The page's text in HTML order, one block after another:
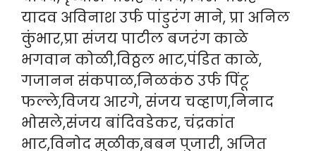
यादव अविनाश उर्फ पांडुरंग माने, प्रा अनिल
कुंभार,प्रा संजय पाटील बजरंग काळे
भगवान कोळी,विठ्ठल भाट,पंडित काळे,
गजानन संकपाळ,निळकंठ उर्फ पिंटू
फल्ले,विजय आरगे, संजय चव्हाण,निनाद
भोसले,संजय बांदिवडेकर, चंद्रकांत
भाट,विनोद मुळीक,बबन पुजारी, अजित